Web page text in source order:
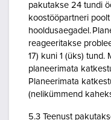
pakutakse 24 tundi
koostööpartneri
hooldusaegadel.
reageeritakse
17) kuni 1 (üks)
planeerimata
Planeerimata
(nelikümmend
5.3 Teenust